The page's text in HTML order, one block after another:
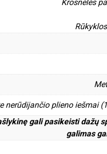
Krosnelės
nerūdijančio plieno iešmai
gali pasikeisti dažų
galimas